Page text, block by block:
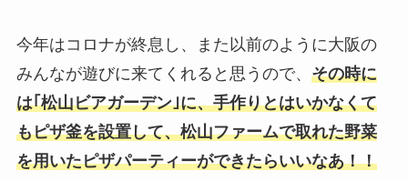
今年はコロナが終息し、また以前のように大阪の
みんなが遊びに来てくれると思うので、 その時に
は｢松山ビアガーデン｣に、手作りとはいかなくて
もピザ釜を設置して、松山ファームで取れた野菜
を用いたピザパーティーができたらいいなあ！！